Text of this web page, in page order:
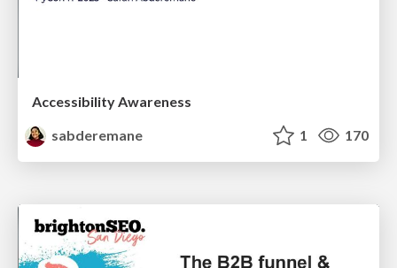
Accessibility Awareness
sabderemane
1 170